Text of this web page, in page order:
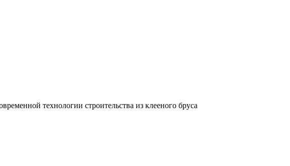
технологии строительства из клееного бруса